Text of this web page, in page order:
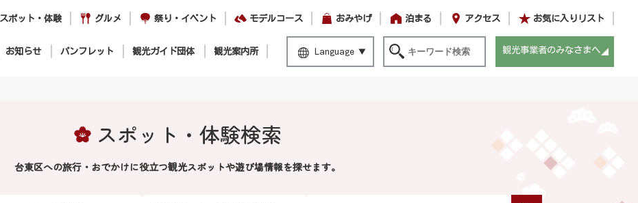
スポット・体験 グルメ 祭り・イベント モデルコース おみやげ 泊まる アクセス お気に入りリスト
お知らせ パンフレット 観光ガイド団体 観光案内所 Language 観光事業者のみなさまへ
スポット・体験検索
台東区への旅行・おでかけに役立つ観光スポットや遊び場情報を探せます。